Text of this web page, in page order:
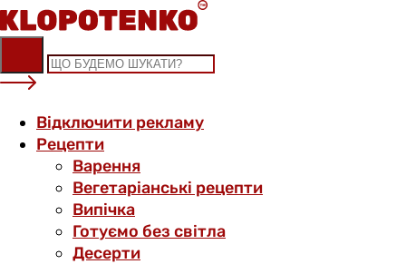
Skip
to
content
Відключити рекламу
Рецепти
Варення
Вегетаріанські рецепти
Випічка
Готуємо без світла
Десерти